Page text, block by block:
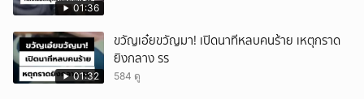
01:36
01:32
ขวัญเอ๋ยขวัญมา! เปิดนาทีหลบคนร้าย เหตุกราด
ยิงกลาง รร
584 ดู